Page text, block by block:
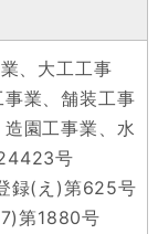
、大工工事
業、舗装工事
園工事業、水
号
録(え)第625号
第1880号